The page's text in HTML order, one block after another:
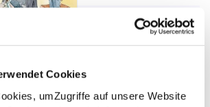
Cookies
umZugriffe auf unsere Website
2023
beleuchtet, wie Resilienz besonders für